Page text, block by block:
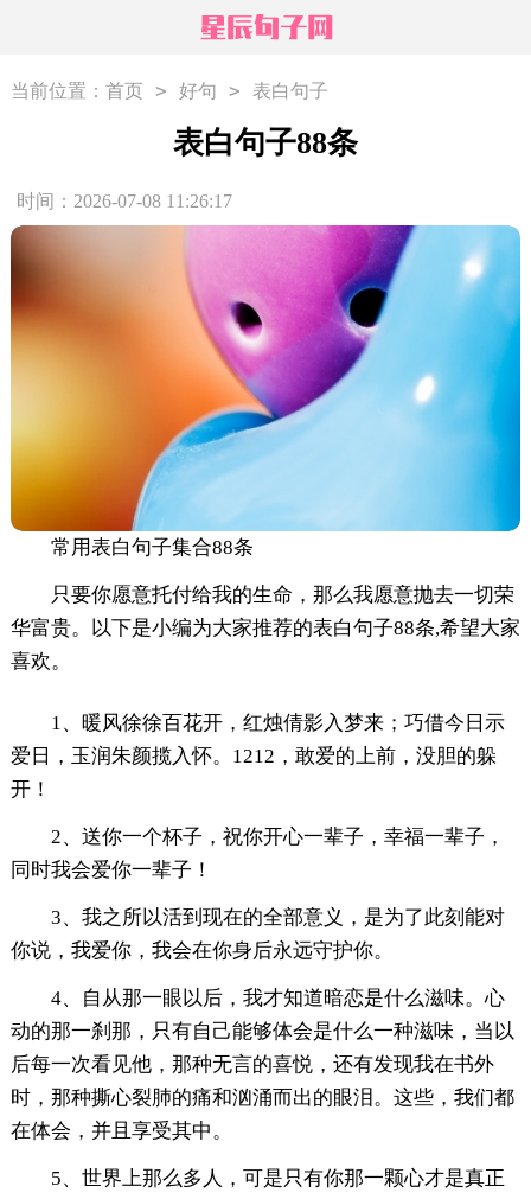
当前位置： 首页 > 好句 > 表白句子
表白句子88条
时间：2026-07-08 11:26:17
常用表白句子集合88条
只要你愿意托付给我的生命，那么我愿意抛去一切荣
华富贵。以下是小编为大家推荐的表白句子88条,希望大家
喜欢。
1、暖风徐徐百花开，红烛倩影入梦来；巧借今日示
爱日，玉润朱颜揽入怀。1212，敢爱的上前，没胆的躲
开！
2、送你一个杯子，祝你开心一辈子，幸福一辈子，
同时我会爱你一辈子！
3、我之所以活到现在的全部意义，是为了此刻能对
你说，我爱你，我会在你身后永远守护你。
4、自从那一眼以后，我才知道暗恋是什么滋味。心
动的那一刹那，只有自己能够体会是什么一种滋味，当以
后每一次看见他，那种无言的喜悦，还有发现我在书外
时，那种撕心裂肺的痛和汹涌而出的眼泪。这些，我们都
在体会，并且享受其中。
5、世界上那么多人，可是只有你那一颗心才是真正